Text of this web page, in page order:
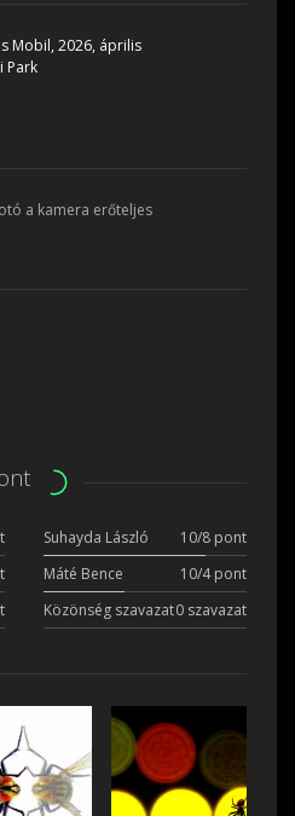
Mobil, 2026, április
Park
a kamera erőteljes
Suhayda László
10/8 pont
Máté Bence
10/4 pont
Közönség szavazat0 szavazat